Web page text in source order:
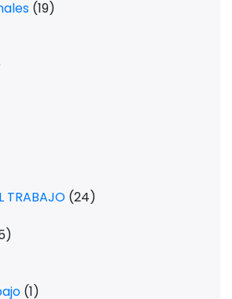
(19)
TRABAJO (24)
(1)